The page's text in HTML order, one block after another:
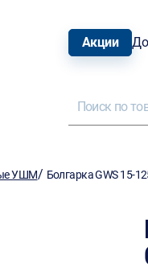
Акции
УШМ/ Болгарка GWS 15-